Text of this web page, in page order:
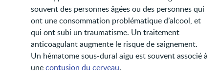
souvent des personnes âgées ou des personnes qui
ont une consommation problématique d’alcool, et
qui ont subi un traumatisme. Un traitement
anticoagulant augmente le risque de saignement.
Un hématome sous-dural aigu est souvent associé à
unecontusion du cerveau.